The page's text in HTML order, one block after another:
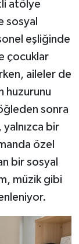
atölye
sosyal
eşliğinde
çocuklar
aileler de
huzurunu
sonra
bir
özel
bir sosyal
müzik gibi